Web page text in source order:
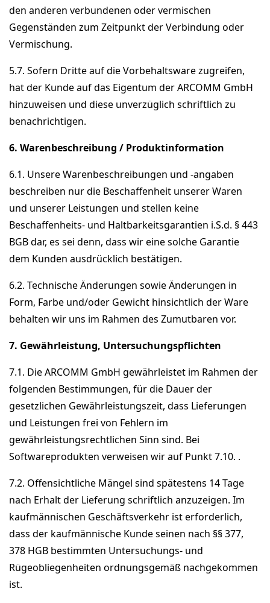
den anderen verbundenen oder vermischen
Gegenständen zum Zeitpunkt der Verbindung oder
Vermischung.
5.7. Sofern Dritte auf die Vorbehaltsware zugreifen,
hat der Kunde auf das Eigentum der ARCOMM GmbH
hinzuweisen und diese unverzüglich schriftlich zu
benachrichtigen.
6. Warenbeschreibung / Produktinformation
6.1. Unsere Warenbeschreibungen und -angaben
beschreiben nur die Beschaffenheit unserer Waren
und unserer Leistungen und stellen keine
Beschaffenheits- und Haltbarkeitsgarantien i.S.d. § 443
BGB dar, es sei denn, dass wir eine solche Garantie
dem Kunden ausdrücklich bestätigen.
6.2. Technische Änderungen sowie Änderungen in
Form, Farbe und/oder Gewicht hinsichtlich der Ware
behalten wir uns im Rahmen des Zumutbaren vor.
7. Gewährleistung, Untersuchungspflichten
7.1. Die ARCOMM GmbH gewährleistet im Rahmen der
folgenden Bestimmungen, für die Dauer der
gesetzlichen Gewährleistungszeit, dass Lieferungen
und Leistungen frei von Fehlern im
gewährleistungsrechtlichen Sinn sind. Bei
Softwareprodukten verweisen wir auf Punkt 7.10. .
7.2. Offensichtliche Mängel sind spätestens 14 Tage
nach Erhalt der Lieferung schriftlich anzuzeigen. Im
kaufmännischen Geschäftsverkehr ist erforderlich,
dass der kaufmännische Kunde seinen nach §§ 377,
378 HGB bestimmten Untersuchungs- und
Rügeobliegenheiten ordnungsgemäß nachgekommen
ist.